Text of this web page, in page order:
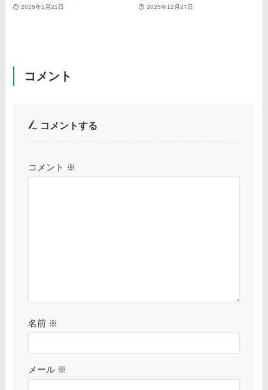
2026年1月21日 2025年12月27日
コメント
コメントする
コメント ※
名前 ※
メール ※